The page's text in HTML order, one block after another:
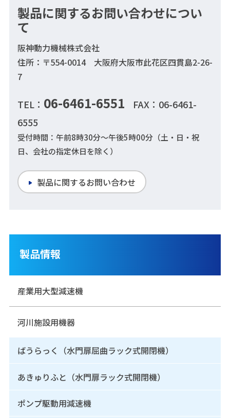
製品に関するお問い合わせについ
て
阪神動力機械株式会社
住所：〒554-0014 大阪府大阪市此花区四貫島2-26-
7
TEL： 06-6461-6551
FAX：06-6461-
6555
受付時間：午前8時30分～午後5時00分（土・日・祝
日、会社の指定休日を除く）
製品に関するお問い合わせ
製品情報
産業用大型減速機
河川施設用機器
ばうらっく（水門扉屈曲ラック式開閉機）
あきゅりふと（水門扉ラック式開閉機）
ポンプ駆動用減速機